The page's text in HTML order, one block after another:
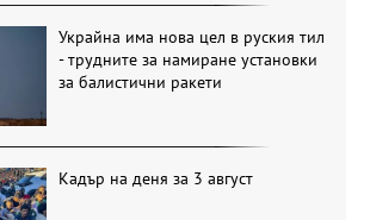
Украйна има нова цел в руския тил
- трудните за намиране установки
за балистични ракети
Кадър на деня за 3 август